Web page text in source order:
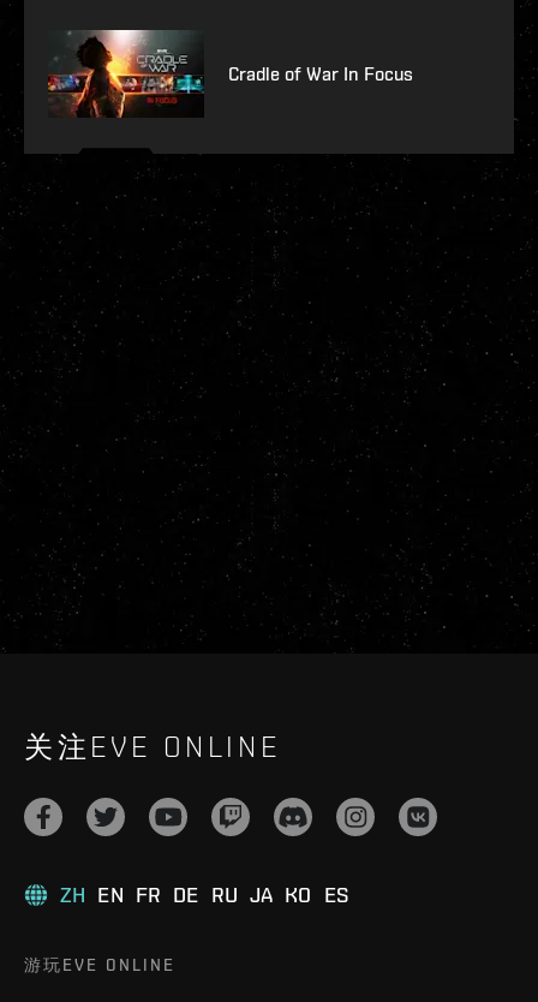
Cradle of War In Focus
关注EVE ONLINE
ZH EN FR DE RU JA KO ES
游玩EVE ONLINE